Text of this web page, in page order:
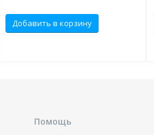
Добавить в корзину
Помощь